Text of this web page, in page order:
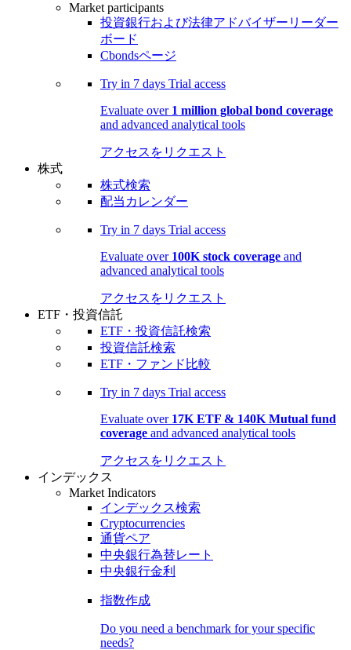
Market participants
投資銀行および法律アドバイザーリーダー
ボード
Cbondsページ
Try in 7 days Trial access
Evaluate over 1 million global bond coverage
and advanced analytical tools
アクセスをリクエスト
株式
株式検索
配当カレンダー
Try in 7 days Trial access
Evaluate over 100K stock coverage and
advanced analytical tools
アクセスをリクエスト
ETF・投資信託
ETF・投資信託検索
投資信託検索
ETF・ファンド比較
Try in 7 days Trial access
Evaluate over 17K ETF & 140K Mutual fund
coverage and advanced analytical tools
アクセスをリクエスト
インデックス
Market Indicators
インデックス検索
Cryptocurrencies
通貨ペア
中央銀行為替レート
中央銀行金利
指数作成
Do you need a benchmark for your specific
needs?